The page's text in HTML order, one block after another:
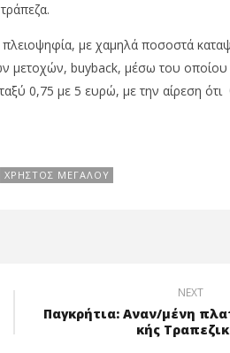
με χαμηλά ποσοστά
μετοχών, buyback, μέσω του οποίου
0,75 με 5 ευρώ, με την αίρεση ότι
ΧΡΉΣΤΟΣ ΜΕΓΆΛΟΥ
NEXT
Παγκρήτια: Αναν/μένη
κής